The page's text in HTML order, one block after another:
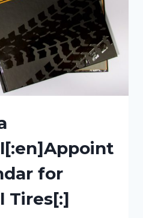
for
Tires[:]